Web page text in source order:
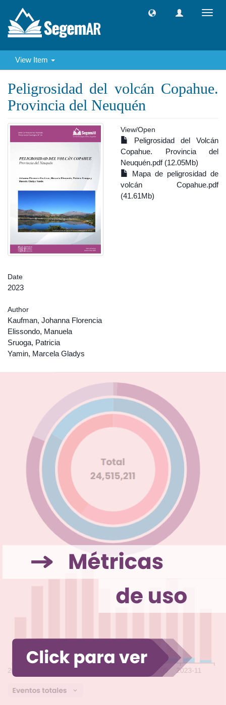
View Item
Peligrosidad del volcán Copahue.
Provincia del Neuquén
View/Open
Peligrosidad del Volcán
Copahue. Provincia del
Neuquén.pdf (12.05Mb)
Mapa de peligrosidad de
volcán Copahue.pdf
(41.61Mb)
Date
2023
Author
Kaufman, Johanna Florencia
Elissondo, Manuela
Sruoga, Patricia
Yamin, Marcela Gladys